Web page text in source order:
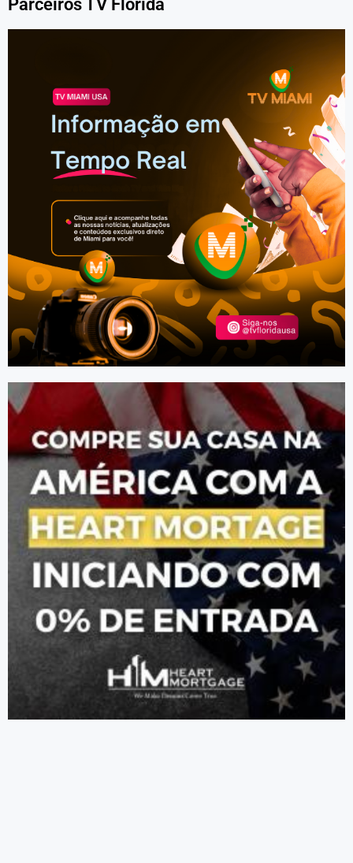
Parceiros TV Florida